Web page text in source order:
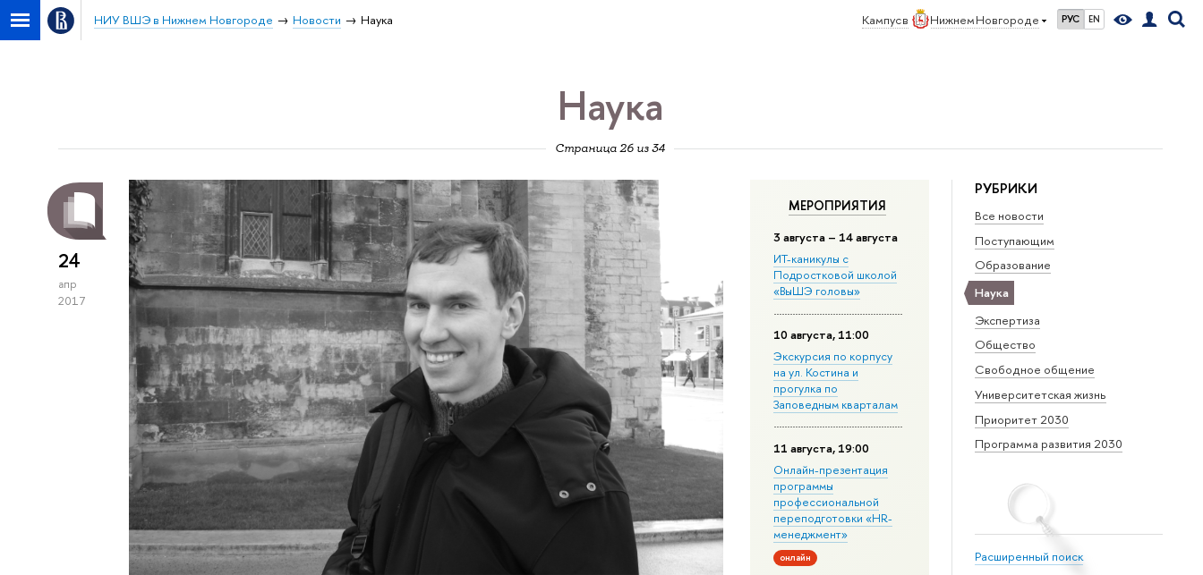
Кампус в Нижнем Новгороде РУС EN
НИУ ВШЭ в Нижнем Новгороде Новости Наука
Наука
Страница 26 из 34
РУБРИКИ
Все новости
Поступающим
Образование
Наука
Экспертиза
Общество
Свободное общение
Университетская жизнь
Приоритет 2030
Программа развития 2030
Расширенный поиск
МЕРОПРИЯТИЯ
3 августа – 14 августа
ИТ-каникулы с
Подростковой школой
«ВыШЭ головы»
10 августа, 11:00
Экскурсия по корпусу
на ул. Костина и
прогулка по
Заповедным кварталам
11 августа, 19:00
Онлайн-презентация
программы
профессиональной
переподготовки «HR-
менеджмент»
онлайн
24
апр
2017